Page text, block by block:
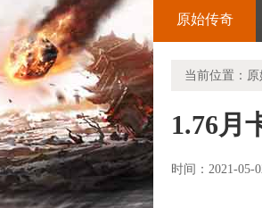
原始传奇
当前位置：
1.76月
时间：2021-05-